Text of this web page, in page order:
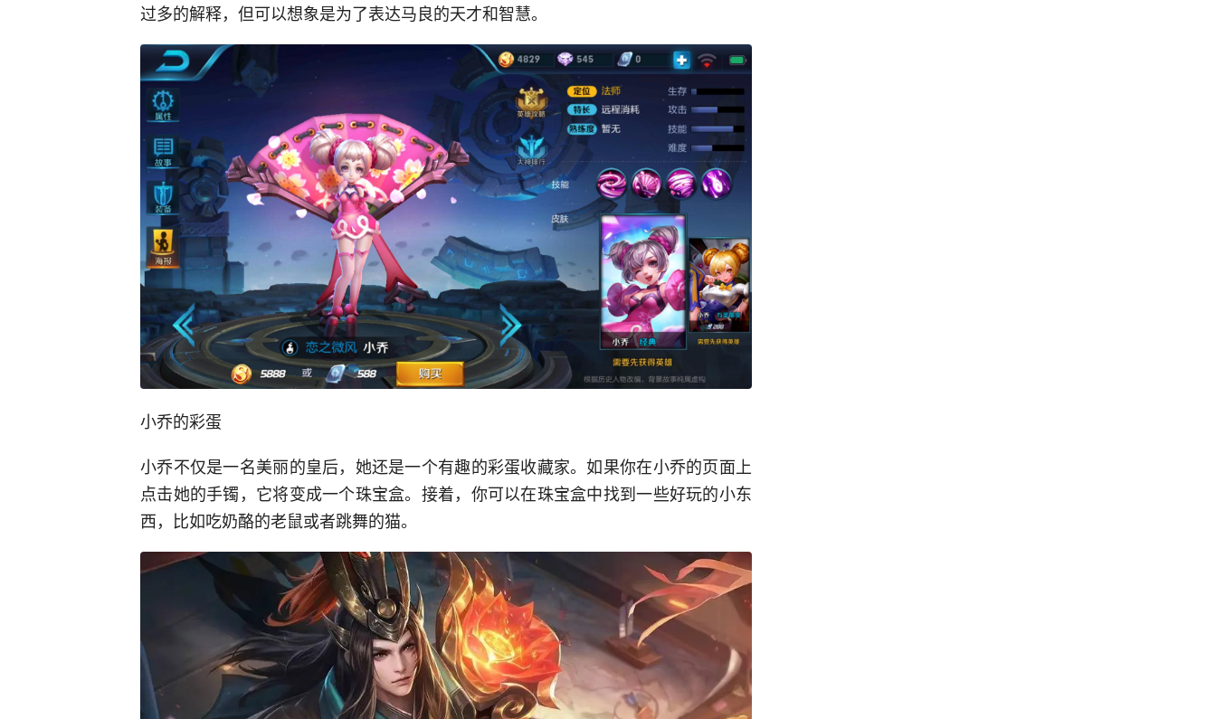
过多的解释，但可以想象是为了表达马良的天才和智慧。
小乔的彩蛋
小乔不仅是一名美丽的皇后，她还是一个有趣的彩蛋收藏家。如果你在小乔的页面上
点击她的手镯，它将变成一个珠宝盒。接着，你可以在珠宝盒中找到一些好玩的小东
西，比如吃奶酪的老鼠或者跳舞的猫。